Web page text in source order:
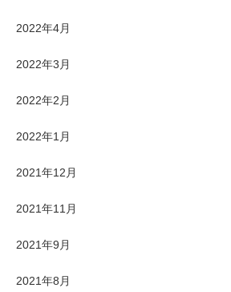
2022年4月
2022年3月
2022年2月
2022年1月
2021年12月
2021年11月
2021年9月
2021年8月